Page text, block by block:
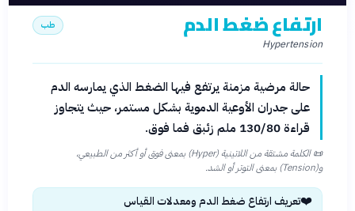
ارتفاع ضغط الدم
Hypertension
طب
حالة مرضية مزمنة يرتفع فيها الضغط الذي يمارسه الدم
على جدران الأوعية الدموية بشكل مستمر، حيث يتجاوز
قراءة 130/80 ملم زئبق فما فوق.
📜
الكلمة مشتقة من اللاتينية (Hyper) بمعنى فوق أو أكثر من الطبيعي،
و(Tension) بمعنى التوتر أو الشد.
❤️تعريف ارتفاع ضغط الدم ومعدلات القياس